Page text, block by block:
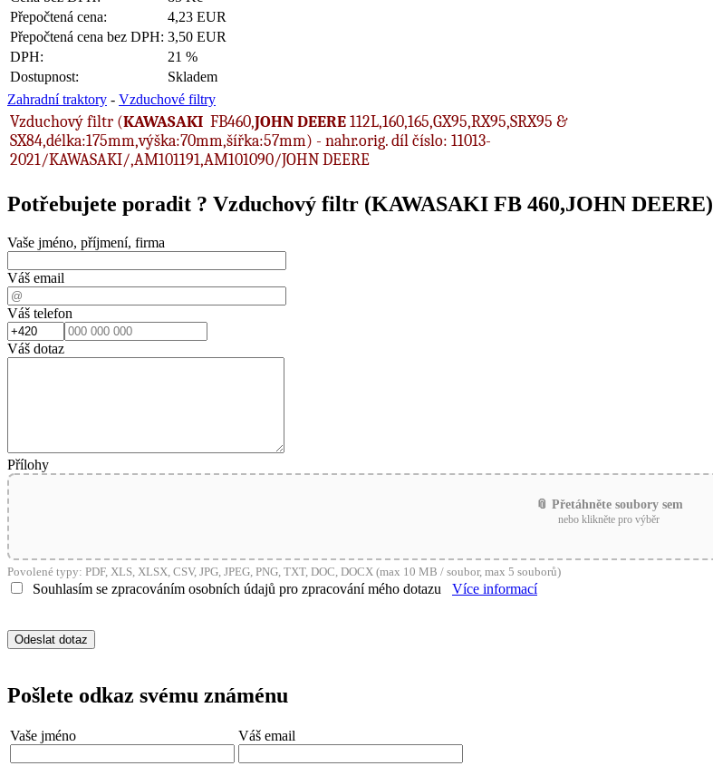
Přepočtená cena:
4,23 EUR
Přepočtená cena bez DPH: 3,50 EUR
DPH:
21 %
Dostupnost:
Skladem
Zahradní traktory - Vzduchové filtry
Vzduchový filtr (KAWASAKI FB460,JOHN DEERE112L,160,165,GX95,RX95,SRX95 &
SX84,délka:175mm,výška:70mm,šířka:57mm) - nahr.orig. díl číslo: 11013-
2021/KAWASAKI/,AM101191,AM101090/JOHN DEERE
Potřebujete poradit ? Vzduchový filtr (KAWASAKI FB 460,JOHN DEERE)
Vaše jméno, příjmení, firma
Váš email
Váš telefon
Váš dotaz
Přílohy
📎 Přetáhněte soubory sem
nebo klikněte pro výběr
Povolené typy: PDF, XLS, XLSX, CSV, JPG, JPEG, PNG, TXT, DOC, DOCX (max 10 MB / soubor, max 5 souborů)
Souhlasím se zpracováním osobních údajů pro zpracování mého dotazu Více informací
Pošlete odkaz svému známénu
Vaše jméno Váš email